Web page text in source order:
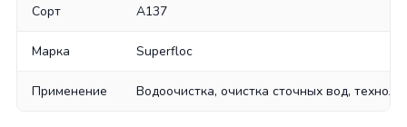
Сорт A137
Марка Superfloc
Применение Водоочистка, очистка сточных вод,